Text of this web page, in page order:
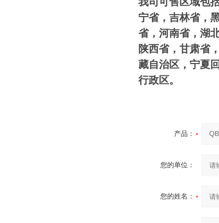
宁省，吉林省，
省，河南省，湖
陕西省，甘肃省
藏自治区，宁夏
行政区。
产品：
您的单位：
您的姓名：